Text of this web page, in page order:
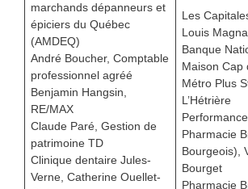
marchands dépanneurs et
épiciers du Québec
(AMDEQ)
André Boucher, Comptable
professionnel agréé
Benjamin Hangsin,
RE/MAX
Claude Paré, Gestion de
patrimoine TD
Clinique dentaire Jules-
Verne, Catherine Ouellet-
Les
Louis
Banque
Maison Cap
Métro Plus
L’Hétrière
Pharmacie
Bourgeois),
Bourget
Pharmacie